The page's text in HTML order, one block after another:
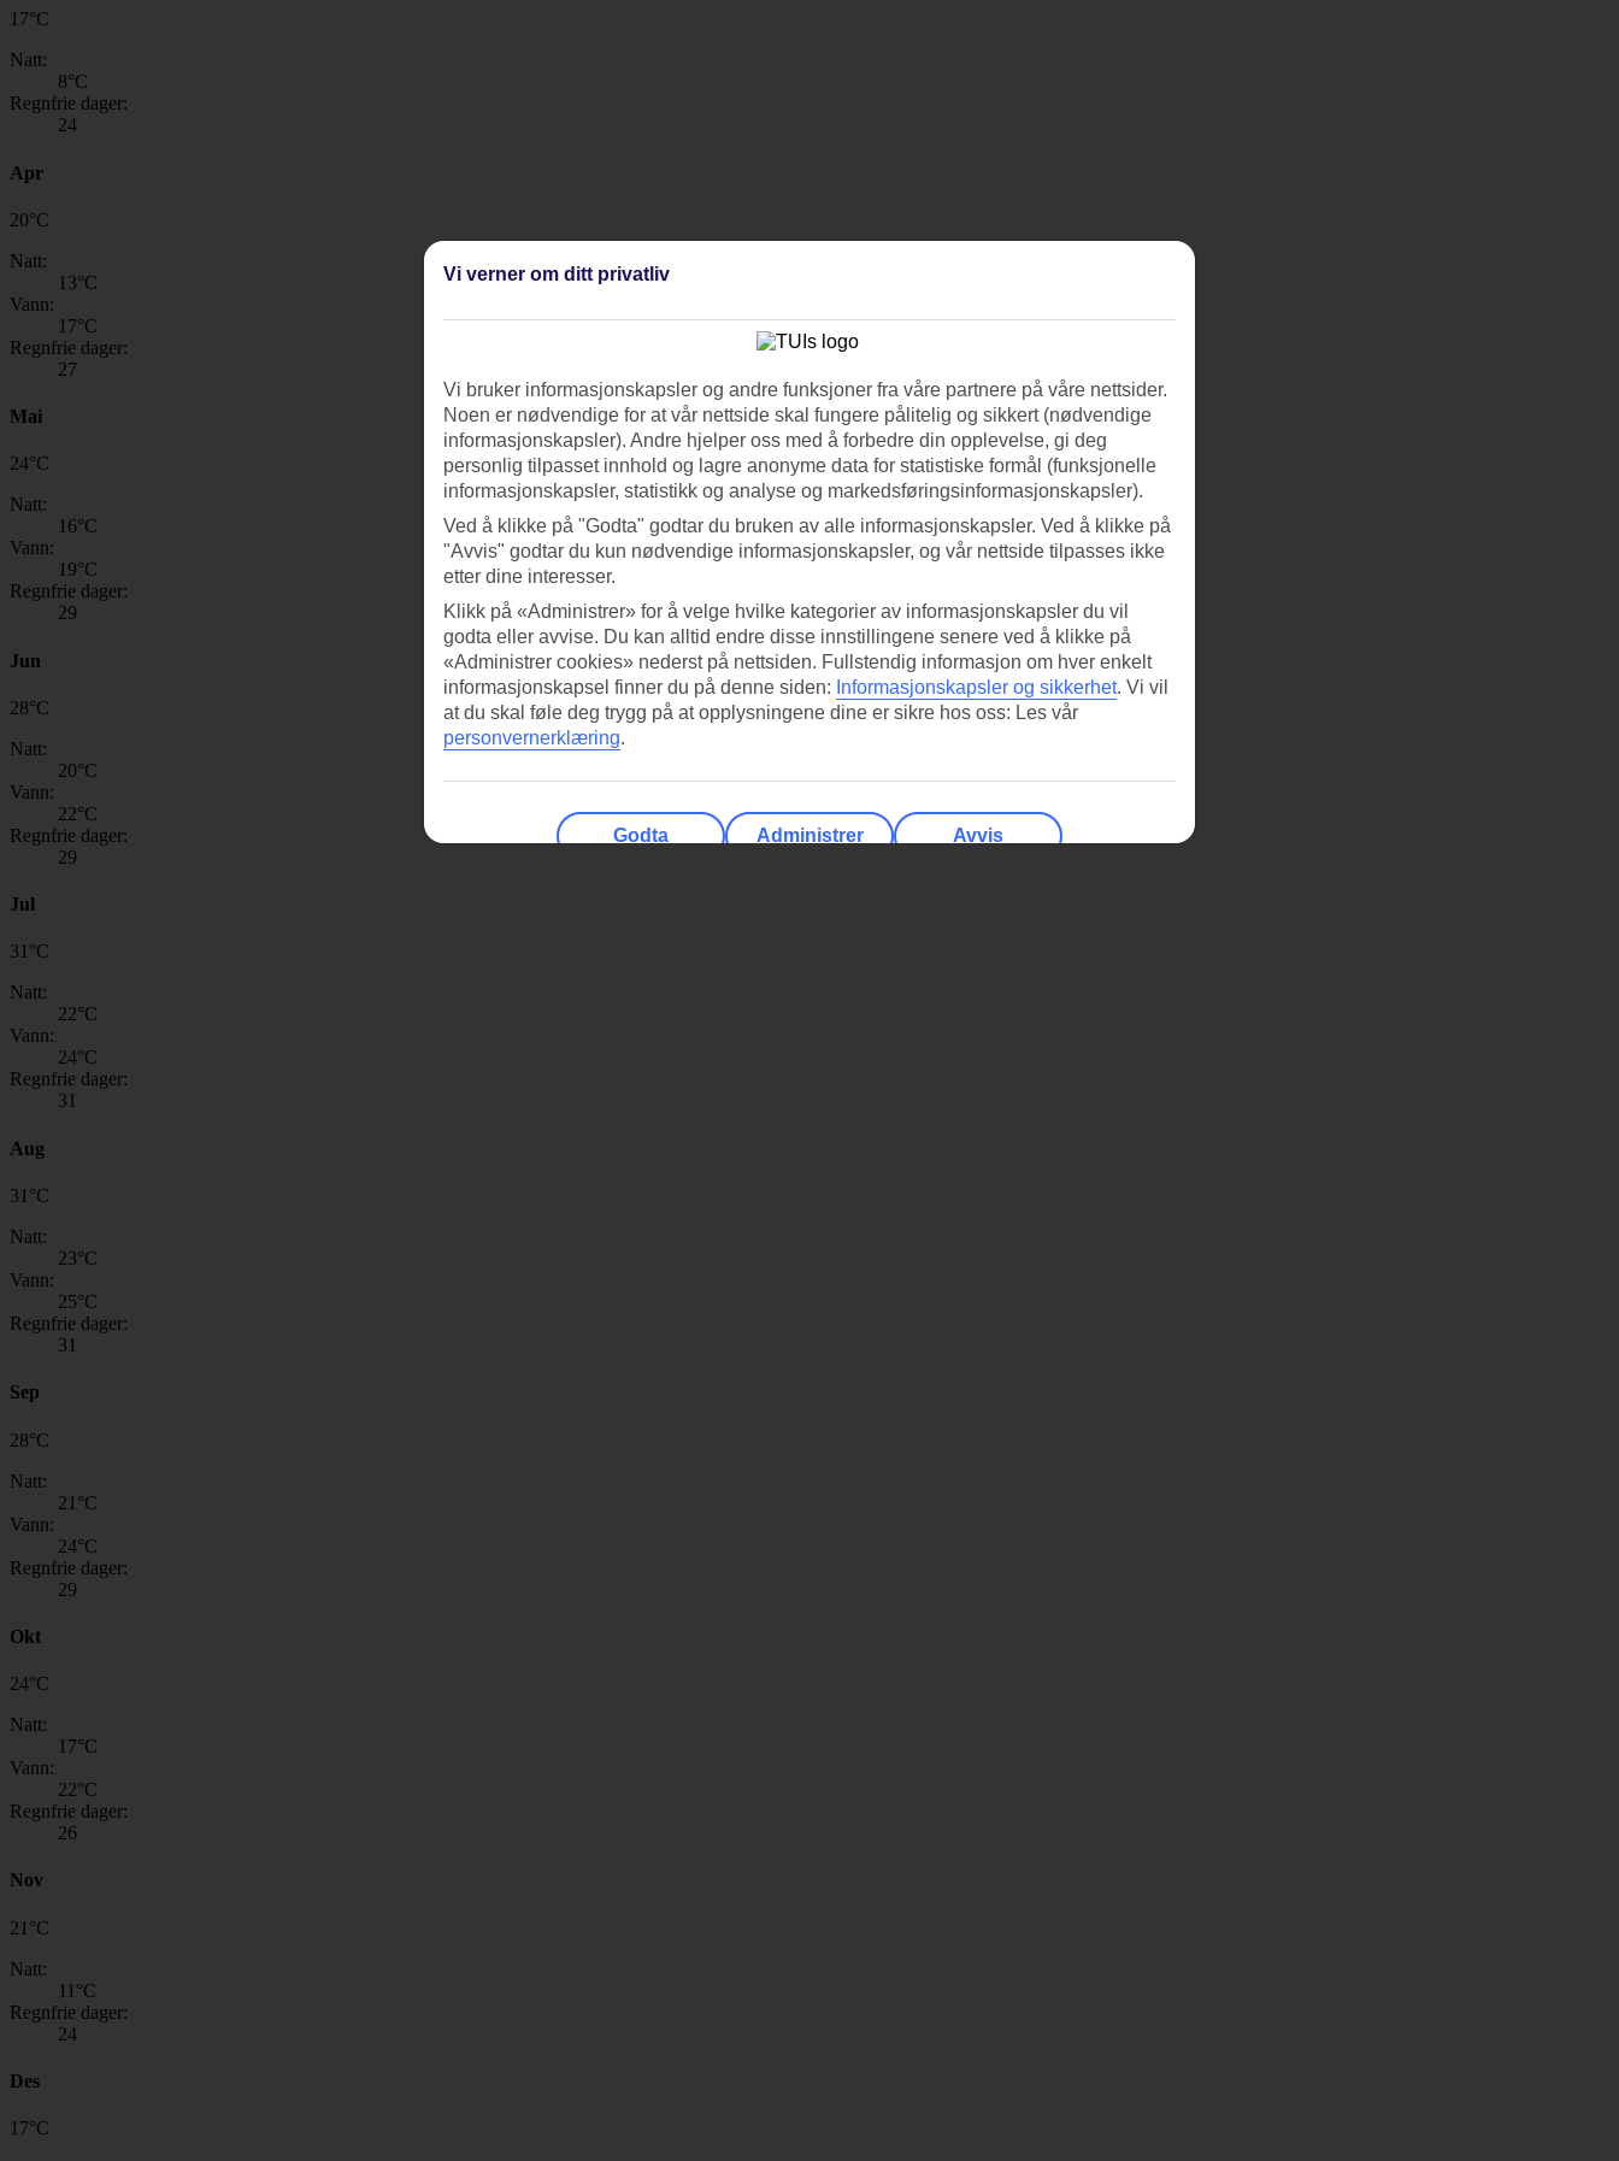
17°C
Natt:
8°C
Regnfrie dager:
24
Apr
20°C
Natt:
13°C
Vann:
17°C
Regnfrie dager:
27
Mai
24°C
Natt:
16°C
Vann:
19°C
Regnfrie dager:
29
Jun
28°C
Natt:
20°C
Vann:
22°C
Regnfrie dager:
29
Jul
31°C
Natt:
22°C
Vann:
24°C
Regnfrie dager:
31
Aug
31 °C
Natt:
23°C
Vann:
25°C
Regnfrie dager:
31
Sep
28°C
Natt:
21 °C
Vann:
24°C
Regnfrie dager:
29
Okt
24°C
Natt:
17°C
Vann:
22°C
Regnfrie dager:
26
Nov
21 °C
Natt:
11 °C
Regnfrie dager:
24
Des
17°C
Vi verner om ditt privatliv
Vi bruker informasjonskapsler og andre funksjoner fra våre partnere på våre nettsider.
Noen er nødvendige for at vår nettside skal fungere pålitelig og sikkert (nødvendige
informasjonskapsler). Andre hjelper oss med å forbedre din opplevelse, gi deg
personlig tilpasset innhold og lagre anonyme data for statistiske formål (funksjonelle
informasjonskapsler, statistikk og analyse og markedsføringsinformasjonskapsler).
Ved å klikke på "Godta" godtar du bruken av alle informasjonskapsler. Ved å klikke på
"Avvis" godtar du kun nødvendige informasjonskapsler, og vår nettside tilpasses ikke
etter dine interesser.
Klikk på «Administrer» for å velge hvilke kategorier av informasjonskapsler du vil
godta eller avvise. Du kan alltid endre disse innstillingene senere ved å klikke på
«Administrer cookies» nederst på nettsiden. Fullstendig informasjon om hver enkelt
informasjonskapsel finner du på denne siden: Informasjonskapsler og sikkerhet. Vi vil
at du skal føle deg trygg på at opplysningene dine er sikre hos oss: Les vår
personvernerklæring.
Godta Administrer Avvis